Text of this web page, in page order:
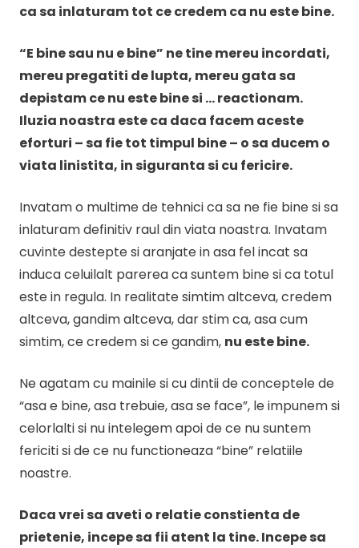
ca sa inlaturam tot ce credem ca nu este bine.
“E bine sau nu e bine” ne tine mereu incordati,
mereu pregatiti de lupta, mereu gata sa
depistam ce nu este bine si … reactionam.
Iluzia noastra este ca daca facem aceste
eforturi – sa fie tot timpul bine – o sa ducem o
viata linistita, in siguranta si cu fericire.
Invatam o multime de tehnici ca sa ne fie bine si sa
inlaturam definitiv raul din viata noastra. Invatam
cuvinte destepte si aranjate in asa fel incat sa
induca celuilalt parerea ca suntem bine si ca totul
este in regula. In realitate simtim altceva, credem
altceva, gandim altceva, dar stim ca, asa cum
simtim, ce credem si ce gandim, nu este bine.
Ne agatam cu mainile si cu dintii de conceptele de
“asa e bine, asa trebuie, asa se face”, le impunem si
celorlalti si nu intelegem apoi de ce nu suntem
fericiti si de ce nu functioneaza “bine” relatiile
noastre.
Daca vrei sa aveti o relatie constienta de
prietenie, incepe sa fii atent la tine. Incepe sa